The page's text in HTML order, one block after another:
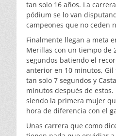
tan solo 16 años. La
pódium se lo van
campeones que no ceden
Finalmente llegan a meta
Merillas con un tiempo de
segundos batiendo el
anterior en 10 minutos, Gil
tan solo 7 segundos y
minutos después de
siendo la primera mujer
hora de diferencia con el
Unas carrera que como